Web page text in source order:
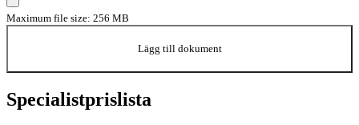
Maximum file size: 256 MB
Lägg till dokument
Specialistprislista